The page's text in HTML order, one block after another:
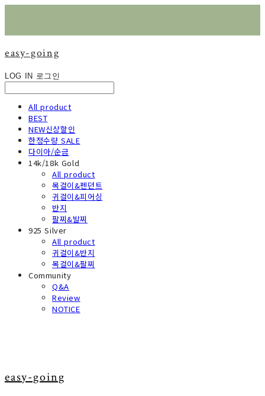
easy-going
LOG IN 로그인
All product
BEST
NEW신상할인
한정수량 SALE
다이아/순금
14k/18k Gold
All product
목걸이&펜던트
귀걸이&피어싱
반지
팔찌&발찌
925 Silver
All product
귀걸이&반지
목걸이&팔찌
Community
Q&A
Review
NOTICE
easy-going